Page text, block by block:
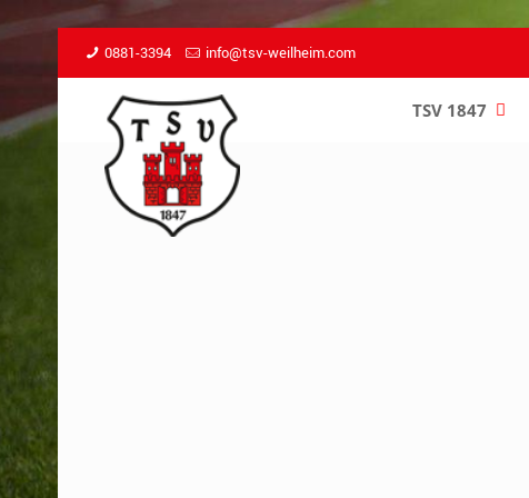
0881-3394 info@tsv-weilheim.com
TSV 1847